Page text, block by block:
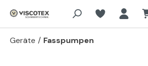
Zum Hauptinhalt springen
Geräte / Fasspumpen